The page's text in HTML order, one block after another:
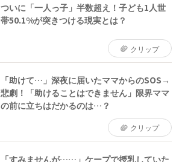
ついに「一人っ子」半数超え！子ども1人世
帯50.1%が突きつける現実とは？
クリップ
「助けて…」深夜に届いたママからのSOS→
悲劇！「助けることはできません」限界ママ
の前に立ちはだかるのは…？
クリップ
「すみませんが……」ケープで授乳していた